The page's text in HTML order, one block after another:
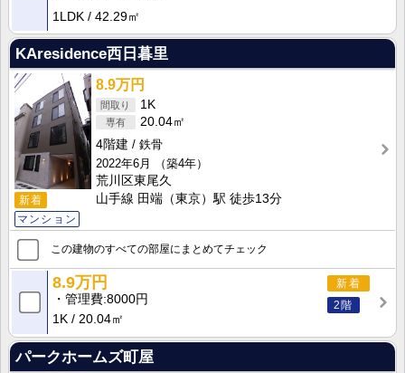
1LDK
42.29㎡
KAresidence西日暮里
新着
マンション
8.9万円
1K
20.04㎡
4階建
鉄骨
2022年6月
（築4年）
荒川区東尾久
山手線 田端（東京）駅 徒歩13分
この建物のすべての部屋にまとめてチェック
新着
2階
8.9万円
管理費 8000円
1K
20.04㎡
パークホームズ町屋